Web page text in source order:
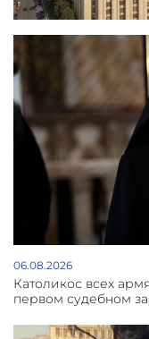
06.08.2026
Католикос всех
первом судебном